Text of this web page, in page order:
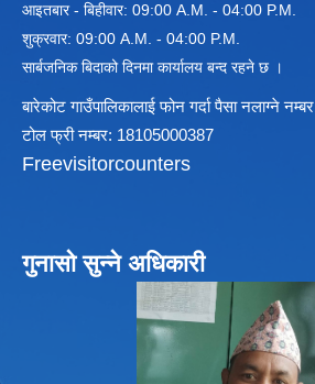
आइतबार - बिहीवार: 09:00 A.M. - 04:00 P.M.
शुक्रवार: 09:00 A.M. - 04:00 P.M.
सार्बजनिक बिदाको दिनमा कार्यालय बन्द रहने छ ।
बारेकोट गाउँपालिकालाई फोन गर्दा पैसा नलाग्ने नम्बर
टोल फ्री नम्बर: 18105000387
Freevisitorcounters
गुनासो सुन्ने अधिकारी